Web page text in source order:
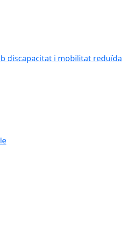
discapacitat i mobilitat reduïda